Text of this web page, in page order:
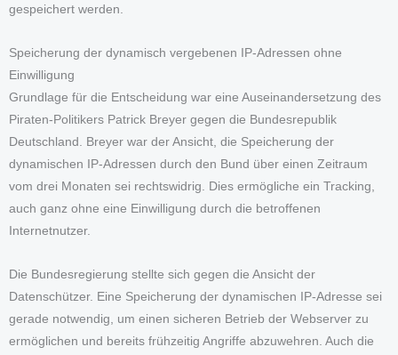
gespeichert werden.
Speicherung der dynamisch vergebenen IP-Adressen ohne
Einwilligung
Grundlage für die Entscheidung war eine Auseinandersetzung des
Piraten-Politikers Patrick Breyer gegen die Bundesrepublik
Deutschland. Breyer war der Ansicht, die Speicherung der
dynamischen IP-Adressen durch den Bund über einen Zeitraum
vom drei Monaten sei rechtswidrig. Dies ermögliche ein Tracking,
auch ganz ohne eine Einwilligung durch die betroffenen
Internetnutzer.
Die Bundesregierung stellte sich gegen die Ansicht der
Datenschützer. Eine Speicherung der dynamischen IP-Adresse sei
gerade notwendig, um einen sicheren Betrieb der Webserver zu
ermöglichen und bereits frühzeitig Angriffe abzuwehren. Auch die